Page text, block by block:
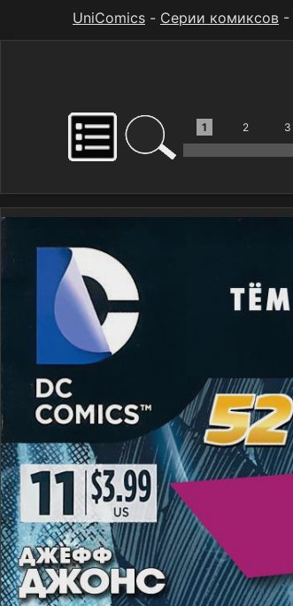
UniComics - Серии комиксов -
1 2 3